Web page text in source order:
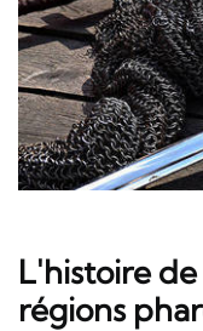
L'histoire
régions